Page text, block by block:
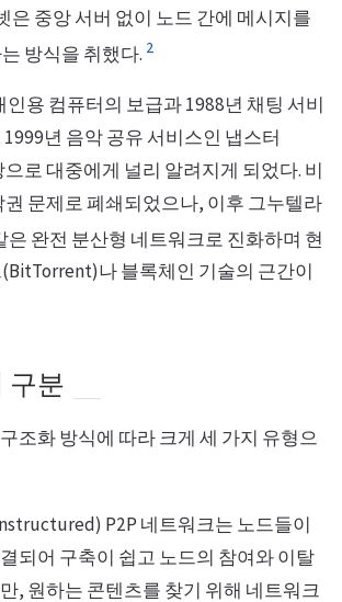
은 중앙 서버 없이 노드 간에 메시지를
방식을 취했다. 2
인용 컴퓨터의 보급과 1988년 채팅 서비
1999년 음악 공유 서비스인 냅스터
로 대중에게 널리 알려지게 되었다. 비
문제로 폐쇄되었으나, 이후 그누텔라
은 완전 분산형 네트워크로 진화하며 현
나 블록체인 기술의 근간이
구분
조화 방식에 따라 크게 세 가지 유형으
P2P 네트워크는 노드들이
되어 구축이 쉽고 노드의 참여와 이탈
, 원하는 콘텐츠를 찾기 위해 네트워크